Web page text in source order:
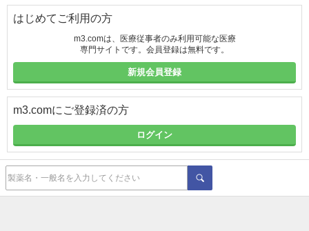
はじめてご利用の方
m3.comは、医療従事者のみ利用可能な医療
専門サイトです。会員登録は無料です。
新規会員登録
m3.comにご登録済の方
ログイン